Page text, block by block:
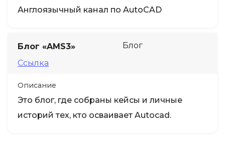
Англоязычный канал по AutoCAD
Блог «AMS3»
Ссылка
Блог
Описание
Это блог, где собраны кейсы и личные
историй тех, кто осваивает Autocad.